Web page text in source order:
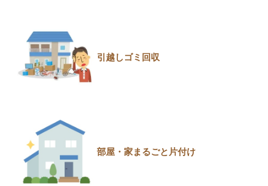
引越しゴミ回収
部屋・家まるごと片付け